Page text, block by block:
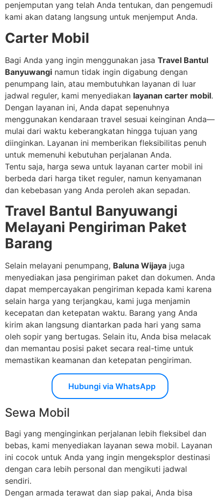
penjemputan yang telah Anda tentukan, dan pengemudi
kami akan datang langsung untuk menjemput Anda.
Carter Mobil
Bagi Anda yang ingin menggunakan jasa Travel Bantul
Banyuwangi namun tidak ingin digabung dengan
penumpang lain, atau membutuhkan layanan di luar
jadwal reguler, kami menyediakan layanan carter mobil.
Dengan layanan ini, Anda dapat sepenuhnya
menggunakan kendaraan travel sesuai keinginan Anda—
mulai dari waktu keberangkatan hingga tujuan yang
diinginkan. Layanan ini memberikan fleksibilitas penuh
untuk memenuhi kebutuhan perjalanan Anda.
Tentu saja, harga sewa untuk layanan carter mobil ini
berbeda dari harga tiket reguler, namun kenyamanan
dan kebebasan yang Anda peroleh akan sepadan.
Travel Bantul Banyuwangi
Melayani Pengiriman Paket
Barang
Selain melayani penumpang, Baluna Wijaya juga
menyediakan jasa pengiriman paket dan dokumen. Anda
dapat mempercayakan pengiriman kepada kami karena
selain harga yang terjangkau, kami juga menjamin
kecepatan dan ketepatan waktu. Barang yang Anda
kirim akan langsung diantarkan pada hari yang sama
oleh sopir yang bertugas. Selain itu, Anda bisa melacak
dan memantau posisi paket secara real-time untuk
memastikan keamanan dan ketepatan pengiriman.
Hubungi via WhatsApp
Sewa Mobil
Bagi yang menginginkan perjalanan lebih fleksibel dan
bebas, kami menyediakan layanan sewa mobil. Layanan
ini cocok untuk Anda yang ingin mengeksplor destinasi
dengan cara lebih personal dan mengikuti jadwal
sendiri.
Dengan armada terawat dan siap pakai, Anda bisa